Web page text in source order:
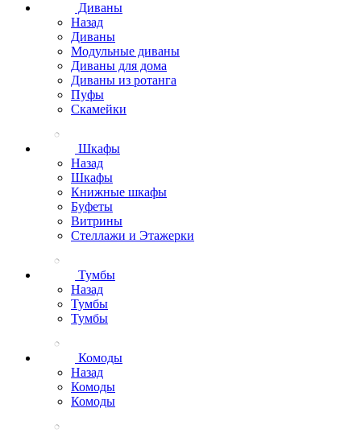
Диваны
Назад
Диваны
Модульные диваны
Диваны для дома
Диваны из ротанга
Пуфы
Скамейки
Шкафы
Назад
Шкафы
Книжные шкафы
Буфеты
Витрины
Стеллажи и Этажерки
Тумбы
Назад
Тумбы
Тумбы
Комоды
Назад
Комоды
Комоды